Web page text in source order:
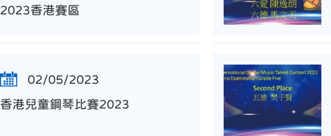
2023香港賽區
02/05/2023
香港兒童鋼琴比賽2023